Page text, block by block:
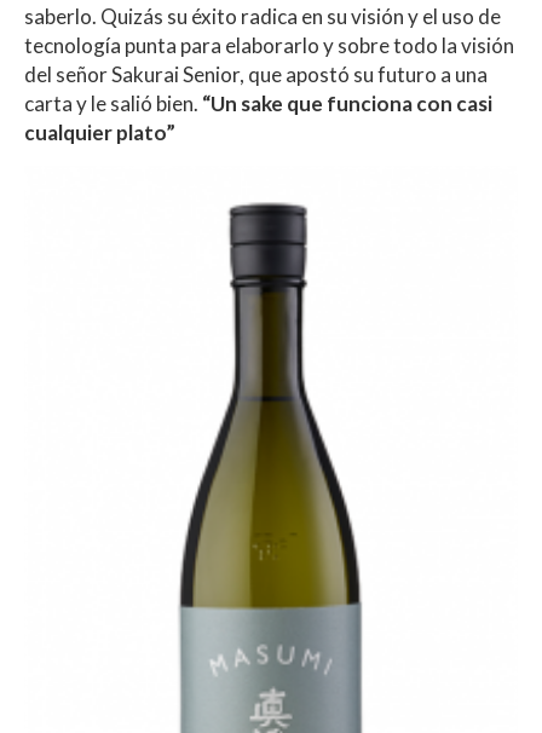
saberlo. Quizás su éxito radica en su visión y el uso de
tecnología punta para elaborarlo y sobre todo la visión
del señor Sakurai Senior, que apostó su futuro a una
carta y le salió bien. “Un sake que funciona con casi
cualquier plato”